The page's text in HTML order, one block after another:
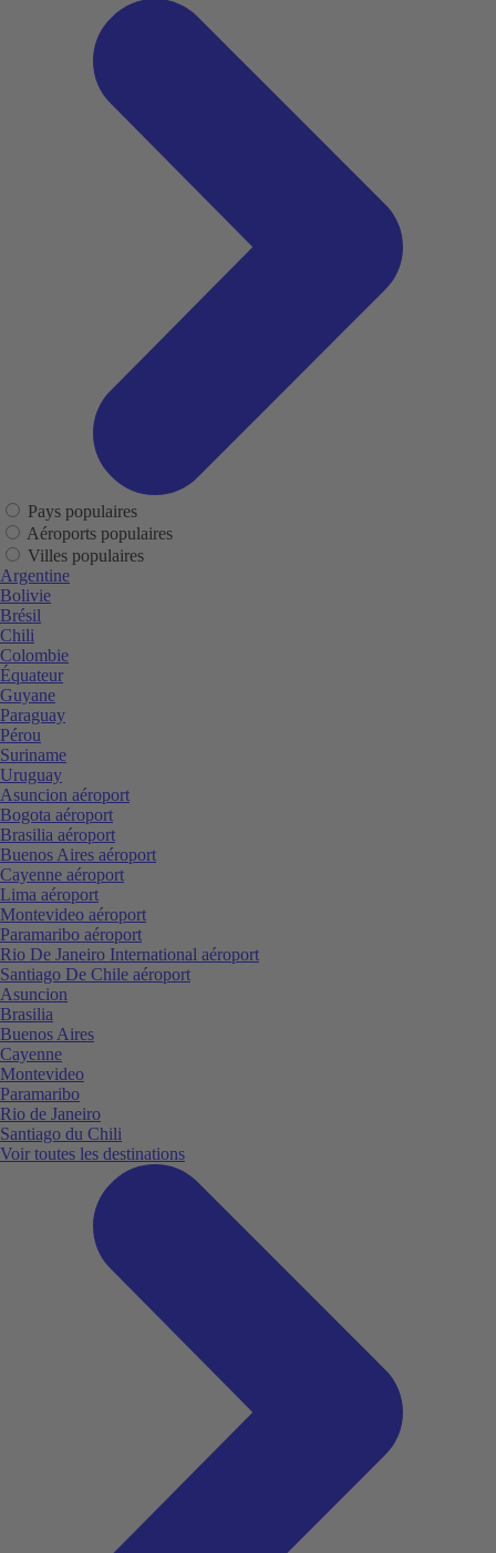
Pays populaires
Aéroports populaires
Villes populaires
Argentine
Bolivie
Brésil
Chili
Colombie
Équateur
Guyane
Paraguay
Pérou
Suriname
Uruguay
Asuncion aéroport
Bogota aéroport
Brasilia aéroport
Buenos Aires aéroport
Cayenne aéroport
Lima aéroport
Montevideo aéroport
Paramaribo aéroport
Rio De Janeiro International aéroport
Santiago De Chile aéroport
Asuncion
Brasilia
Buenos Aires
Cayenne
Montevideo
Paramaribo
Rio de Janeiro
Santiago du Chili
Voir toutes les destinations